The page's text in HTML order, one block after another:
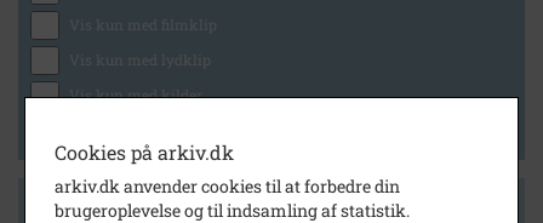
Vis kun med filmklip
Vis kun med lydklip
Vis kun med kilder
Side 1 af 1
Cookies på arkiv.dk
arkiv.dk anvender cookies til at forbedre din
brugeroplevelse og til indsamling af statistik.